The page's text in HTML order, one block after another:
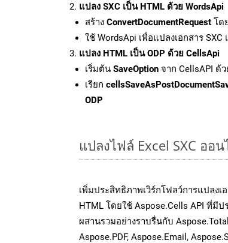
แปลง SXC เป็น HTML ด้วย WordsApi
สร้าง ConvertDocumentRequest โด
ใช้ WordsApi เพื่อแปลงเอกสาร SXC
แปลง HTML เป็น ODP ด้วย CellsApi
เริ่มต้น SaveOption จาก CellsAPI ด้ว
เรียก
ODP
แปลงไฟล์ Excel SXC ออ
เพิ่มประสิทธิภาพเวิร์กโฟลว์การแปลง
HTML โดยใช้ Aspose.Cells API ที่มี
ผสานรวมอย่างราบรื่นกับ
Aspose.PDF, Aspose.Email,